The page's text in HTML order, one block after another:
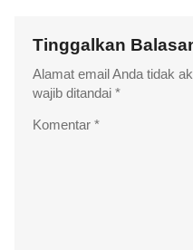
Tinggalkan
Alamat email Anda tidak
wajib ditandai *
Komentar *